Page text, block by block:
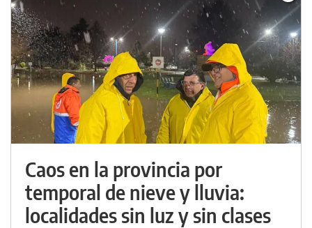
Caos en la provincia por
temporal de nieve y lluvia:
localidades sin luz y sin clases